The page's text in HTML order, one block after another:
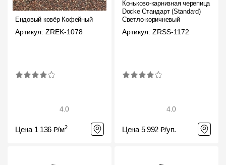
Ендовый ковёр Кофейный
Артикул: ZREK-1078
4.0
Цена 1 136 ₽/м2
Коньково-карнизная черепица
Docke Стандарт (Standard)
Светло-коричневый
Артикул: ZRSS-1172
4.0
Цена 5 992 ₽/уп.